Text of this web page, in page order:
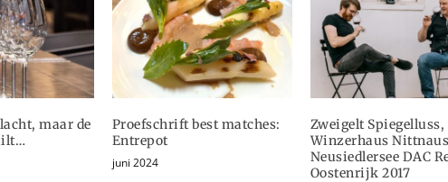
maar de
Proefschrift best matches:
Entrepot
juni 2024
Zweigelt Spiegelluss,
Winzerhaus
Neusiedlersee DAC
Oostenrijk 2017